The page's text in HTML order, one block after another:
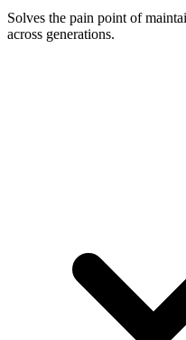
Solves the pain point of
across generations.